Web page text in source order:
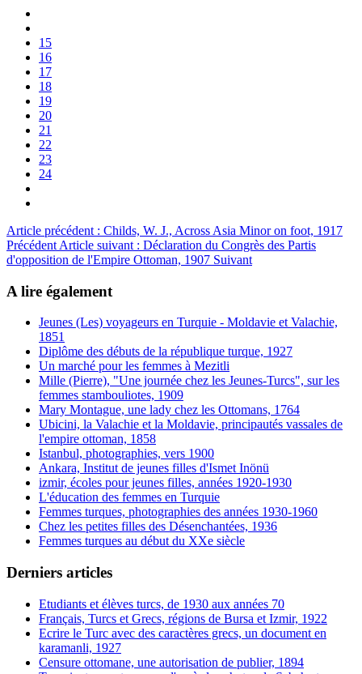
15
16
17
18
19
20
21
22
23
24
Article précédent : Childs, W. J., Across Asia Minor on foot, 1917
Précédent Article suivant : Déclaration du Congrès des Partis
d'opposition de l'Empire Ottoman, 1907 Suivant
A lire également
Jeunes (Les) voyageurs en Turquie - Moldavie et Valachie,
1851
Diplôme des débuts de la république turque, 1927
Un marché pour les femmes à Mezitli
Mille (Pierre), "Une journée chez les Jeunes-Turcs", sur les
femmes stambouliotes, 1909
Mary Montague, une lady chez les Ottomans, 1764
Ubicini, la Valachie et la Moldavie, principautés vassales de
l'empire ottoman, 1858
Istanbul, photographies, vers 1900
Ankara, Institut de jeunes filles d'Ismet Inönü
izmir, écoles pour jeunes filles, années 1920-1930
L'éducation des femmes en Turquie
Femmes turques, photographies des années 1930-1960
Chez les petites filles des Désenchantées, 1936
Femmes turques au début du XXe siècle
Derniers articles
Etudiants et élèves turcs, de 1930 aux années 70
Français, Turcs et Grecs, régions de Bursa et Izmir, 1922
Ecrire le Turc avec des caractères grecs, un document en
karamanli, 1927
Censure ottomane, une autorisation de publier, 1894